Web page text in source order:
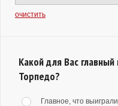
очистить
Какой для Вас
Торпедо?
Главное, что